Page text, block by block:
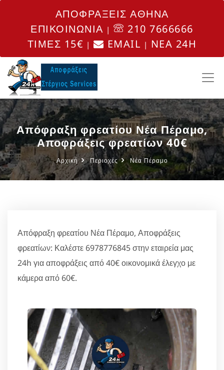
ΑΠΟΦΡΑΞΕΙΣ ΑΘΗΝΑ
ΕΠΙΚΟΙΝΩΝΙΑ |
210 7666666
ΤΙΜΕΣ 15€ | EMAIL | NEA 24H
Απόφραξη φρεατίου Νέα Πέραμο,
Αποφράξεις φρεατίων 40€
Αρχική Περιοχές Νέα Πέραμο
Απόφραξη φρεατίου Νέα Πέραμο, Αποφράξεις
φρεατίων: Καλέστε 6978776845 στην εταιρεία μας
24h για αποφράξεις από 40€ οικονομικά έλεγχο με
κάμερα από 60€.